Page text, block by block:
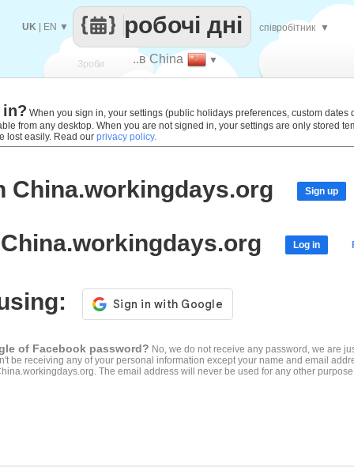
Зроби
кожен
..в China ▼
робочі дні
UK EN ▼ співробітник ▼
When you sign in, your settings (public holidays preferences, custom dates
from any desktop. When you are not signed in, your settings are only stored
lost easily. Read our privacy policy.
China.workingdays.org Sign up
Log in
of Facebook password? No, we do not receive any password, we are
be receiving any of your personal information except your name and email
The email address will never be used for any other